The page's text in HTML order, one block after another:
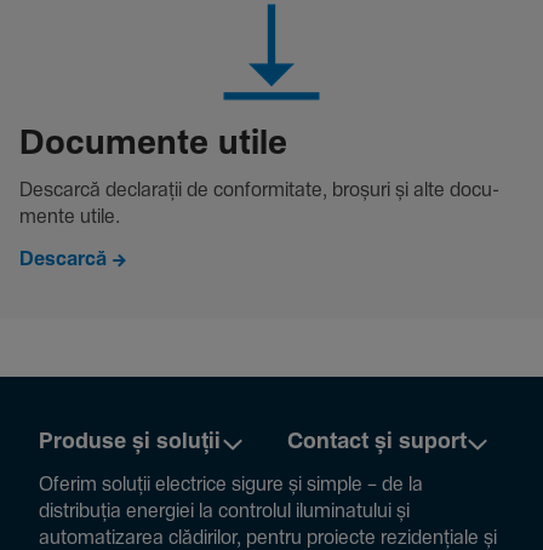
Docu­mente utile
Descarcă decla­rații de conformitate, broșuri și alte docu­
mente utile.
Descarcă
Produse și soluții Contact și suport
Oferim soluții electrice sigure și simple – de la
distribuția energiei la controlul ilumi­na­tului și
auto­ma­ti­zarea clădi­rilor, pentru proiecte rezi­den­țiale și